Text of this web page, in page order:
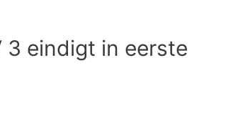
3 eindigt in eerste